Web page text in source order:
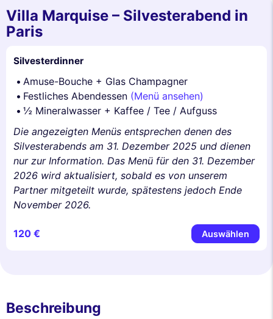
Villa Marquise – Silvesterabend in
Paris
Silvesterdinner
Amuse-Bouche + Glas Champagner
Festliches Abendessen (Menü ansehen)
½ Mineralwasser + Kaffee / Tee / Aufguss
Die angezeigten Menüs entsprechen denen des
Silvesterabends am 31. Dezember 2025 und dienen
nur zur Information. Das Menü für den 31. Dezember
2026 wird aktualisiert, sobald es von unserem
Partner mitgeteilt wurde, spätestens jedoch Ende
November 2026.
120 € Auswählen
Beschreibung